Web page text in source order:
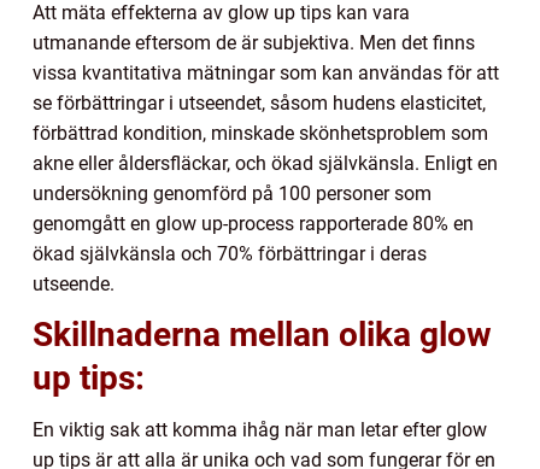
Att mäta effekterna av glow up tips kan vara
utmanande eftersom de är subjektiva. Men det finns
vissa kvantitativa mätningar som kan användas för att
se förbättringar i utseendet, såsom hudens elasticitet,
förbättrad kondition, minskade skönhetsproblem som
akne eller åldersfläckar, och ökad självkänsla. Enligt en
undersökning genomförd på 100 personer som
genomgått en glow up-process rapporterade 80% en
ökad självkänsla och 70% förbättringar i deras
utseende.
Skillnaderna mellan olika glow
up tips:
En viktig sak att komma ihåg när man letar efter glow
up tips är att alla är unika och vad som fungerar för en